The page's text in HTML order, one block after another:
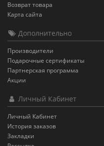
Возврат товара
Карта сайта
Дополнительно
Производители
Подарочные сертификаты
Партнерская программа
Акции
Личный Кабинет
Личный Кабинет
История заказов
Закладки